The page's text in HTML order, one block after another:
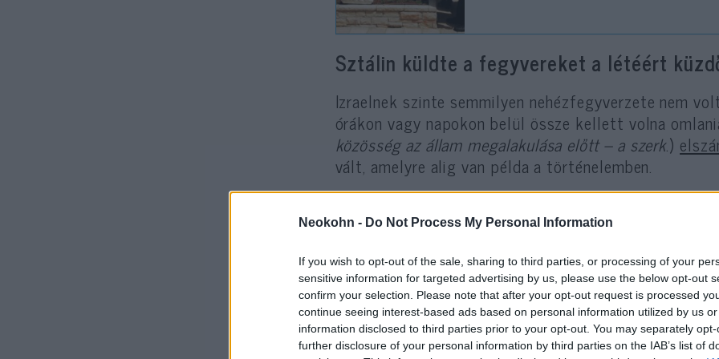
Neokohn - Do Not Process My Personal Information
If you wish to opt-out of the sale, sharing to third parties, or processing of your
sensitive information for targeted advertising by us, please use the below opt-out
confirm your selection. Please note that after your opt-out request is processed
continue seeing interest-based ads based on personal information utilized by us
information disclosed to third parties prior to your opt-out. You may separately
further disclosure of your personal information by third parties on the IAB’s list of
Sztálin küldte a fegyvereket a létéért
Izraelnek szinte semmilyen nehézfegyverzete nem
órákon vagy napokon belül össze kellett volna
közösség az állam megalakulása előtt – a szerk.)
vált, amelyre alig van példa a történelemben.
Különös paradoxon, hogy bár az USA
az Izraeli Függetlenségi Háború kritikus
ateista Sztálin szállította a fegyvereket,
miközben az USA embargót tartott fenn a térséggel